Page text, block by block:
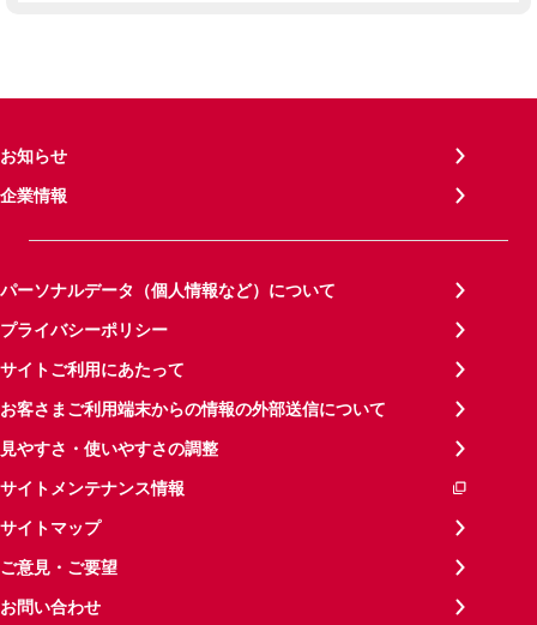
お知らせ
企業情報
パーソナルデータ（個人情報など）について
プライバシーポリシー
サイトご利用にあたって
お客さまご利用端末からの情報の外部送信について
見やすさ・使いやすさの調整
サイトメンテナンス情報
サイトマップ
ご意見・ご要望
お問い合わせ